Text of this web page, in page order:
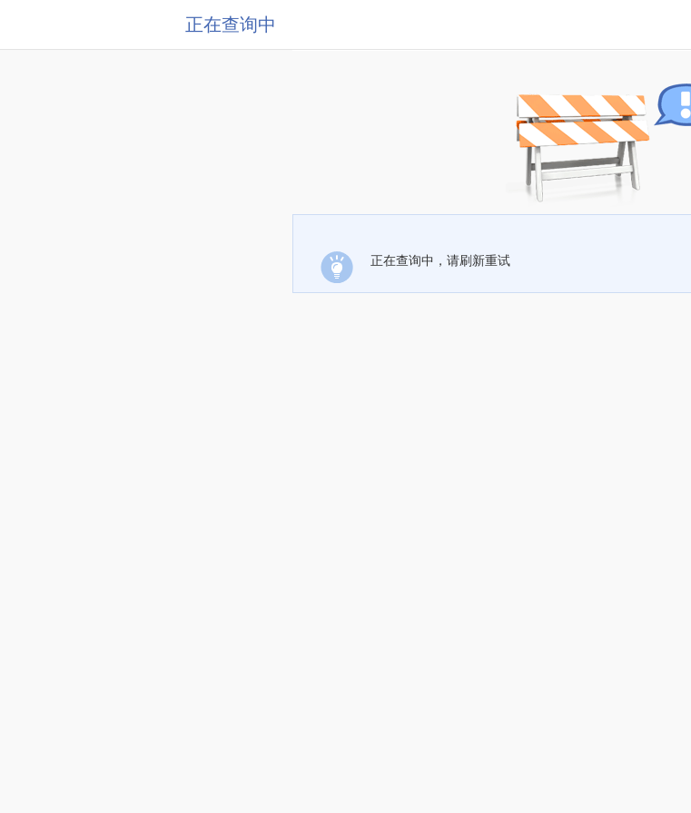
正在查询中
正在查询中，请刷新重试